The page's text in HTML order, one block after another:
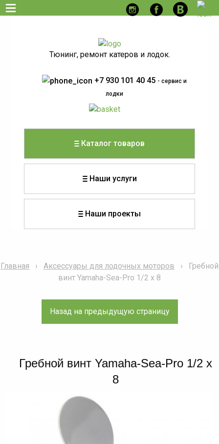
Тюнинг, ремонт катеров и лодок.
+7 930 101 40 45 - сервис и
лодки
Каталог товаров
Наши услуги
Наши проекты
Главная Аксессуары для лодочных моторов
Гребной
винт Yamaha-Sea-Pro 1/2 х 8
Гребной винт Yamaha-Sea-Pro 1/2 х
8